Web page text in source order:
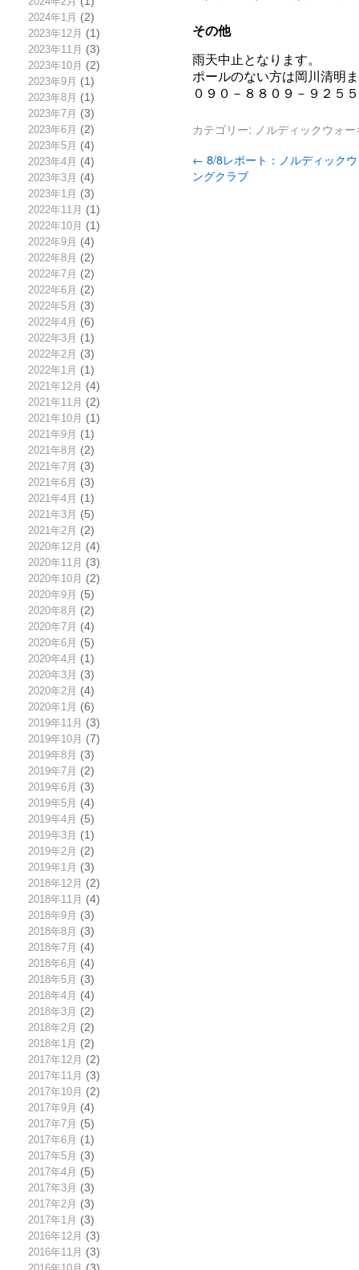
2024年1月 (2)
2023年12月 (1)
2023年11月 (3)
2023年10月 (2)
2023年9月 (1)
2023年8月 (1)
2023年7月 (3)
2023年6月 (2)
2023年5月 (4)
2023年4月 (4)
2023年3月 (4)
2023年1月 (3)
2022年11月 (1)
2022年10月 (1)
2022年9月 (4)
2022年8月 (2)
2022年7月 (2)
2022年6月 (2)
2022年5月 (3)
2022年4月 (6)
2022年3月 (1)
2022年2月 (3)
2022年1月 (1)
2021年12月 (4)
2021年11月 (2)
2021年10月 (1)
2021年9月 (1)
2021年8月 (2)
2021年7月 (3)
2021年6月 (3)
2021年4月 (1)
2021年3月 (5)
2021年2月 (2)
2020年12月 (4)
2020年11月 (3)
2020年10月 (2)
2020年9月 (5)
2020年8月 (2)
2020年7月 (4)
2020年6月 (5)
2020年4月 (1)
2020年3月 (3)
2020年2月 (4)
2020年1月 (6)
2019年11月 (3)
2019年10月 (7)
2019年8月 (3)
2019年7月 (2)
2019年6月 (3)
2019年5月 (4)
2019年4月 (5)
2019年3月 (1)
2019年2月 (2)
2019年1月 (3)
2018年12月 (2)
2018年11月 (4)
2018年9月 (3)
2018年8月 (3)
2018年7月 (4)
2018年6月 (4)
2018年5月 (3)
2018年4月 (4)
2018年3月 (2)
2018年2月 (2)
2018年1月 (2)
2017年12月 (2)
2017年11月 (3)
2017年10月 (2)
2017年9月 (4)
2017年7月 (5)
2017年6月 (1)
2017年5月 (3)
2017年4月 (5)
2017年3月 (3)
2017年2月 (3)
2017年1月 (3)
2016年12月 (3)
2016年11月 (3)
その他
雨天中止となります。
ポールのない方は岡川清明
０９０－８８０９－９２５５
カテゴリー: ノルディックウォ
← 8/8レポート：ノルディック
ングクラブ